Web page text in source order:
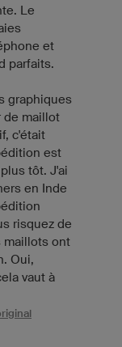
Le
et
parfaits.
graphiques
de maillot
c'était
est
tôt. J'ai
en Inde
risquez de
maillots ont
Oui,
vaut à